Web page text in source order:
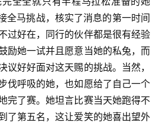
全马挑战，核实了消息的第一时间
过好在，同行的伙伴都是很有经验
励她一试并且愿意当她的私兔，而
议好好面对这天赐的挑战。当然，
伐呼吸的她，也如愿给了自己一个
完了赛。她坦言比赛当天她跑得不
了第五名，这让爱笑的她喜出望外